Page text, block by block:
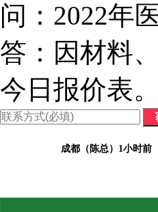
问：2022年
答：因材料
今日报价表。
成都（陈总）1小时前